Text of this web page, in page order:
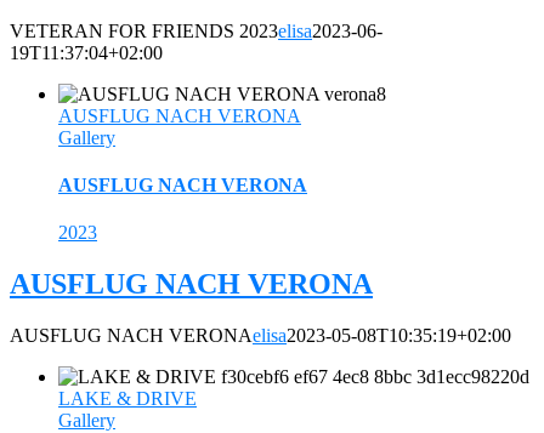
VETERAN FOR FRIENDS 2023elisa2023-06-
19T11:37:04+02:00
AUSFLUG NACH VERONA
Gallery
AUSFLUG NACH VERONA
2023
AUSFLUG NACH VERONA
AUSFLUG NACH VERONAelisa2023-05-08T10:35:19+02:00
LAKE & DRIVE
Gallery